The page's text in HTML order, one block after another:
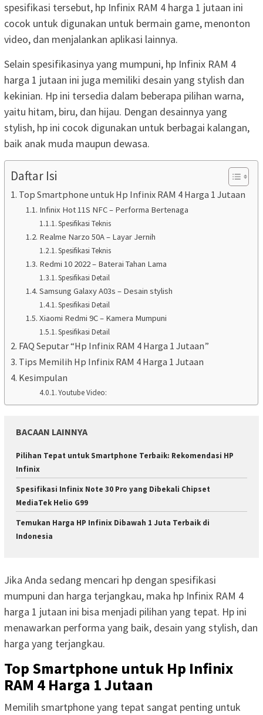
spesifikasi tersebut, hp Infinix RAM 4 harga 1 jutaan ini
cocok untuk digunakan untuk bermain game, menonton
video, dan menjalankan aplikasi lainnya.
Selain spesifikasinya yang mumpuni, hp Infinix RAM 4
harga 1 jutaan ini juga memiliki desain yang stylish dan
kekinian. Hp ini tersedia dalam beberapa pilihan warna,
yaitu hitam, biru, dan hijau. Dengan desainnya yang
stylish, hp ini cocok digunakan untuk berbagai kalangan,
baik anak muda maupun dewasa.
Daftar Isi
Top Smartphone untuk Hp Infinix RAM 4 Harga 1 Jutaan
Infinix Hot 11S NFC – Performa Bertenaga
Spesifikasi Teknis
Realme Narzo 50A – Layar Jernih
Spesifikasi Teknis
Redmi 10 2022 – Baterai Tahan Lama
Spesifikasi Detail
Samsung Galaxy A03s – Desain stylish
Spesifikasi Detail
Xiaomi Redmi 9C – Kamera Mumpuni
Spesifikasi Detail
FAQ Seputar “Hp Infinix RAM 4 Harga 1 Jutaan”
Tips Memilih Hp Infinix RAM 4 Harga 1 Jutaan
Kesimpulan
Youtube Video:
BACAAN LAINNYA
Pilihan Tepat untuk Smartphone Terbaik: Rekomendasi HP
Infinix
Spesifikasi Infinix Note 30 Pro yang Dibekali Chipset
MediaTek Helio G99
Temukan Harga HP Infinix Dibawah 1 Juta Terbaik di
Indonesia
Jika Anda sedang mencari hp dengan spesifikasi
mumpuni dan harga terjangkau, maka hp Infinix RAM 4
harga 1 jutaan ini bisa menjadi pilihan yang tepat. Hp ini
menawarkan performa yang baik, desain yang stylish, dan
harga yang terjangkau.
Top Smartphone untuk Hp Infinix
RAM 4 Harga 1 Jutaan
Memilih smartphone yang tepat sangat penting untuk